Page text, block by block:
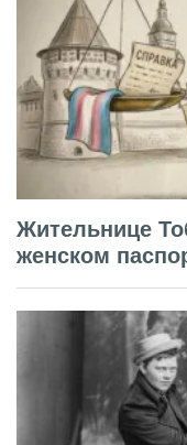
Жительнице
женском